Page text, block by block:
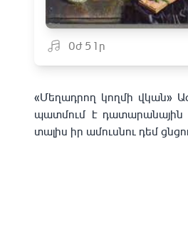
0ժ 51ր
«Մեղադրող կողմի վկան»
պատմում է դատարանային
տալիս իր ամուսնու դեմ